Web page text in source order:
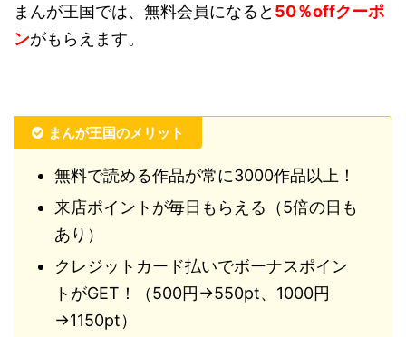
まんが王国では、無料会員になると 50％offクーポ
ンがもらえます。
まんが王国のメリット
無料で読める作品が常に3000作品以上！
来店ポイントが毎日もらえる（5倍の日も
あり）
クレジットカード払いでボーナスポイン
トがGET！（500円→550pt、1000円
→1150pt）